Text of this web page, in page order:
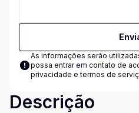
As informações serão
possa entrar em contato de
privacidade e termos de
Descrição